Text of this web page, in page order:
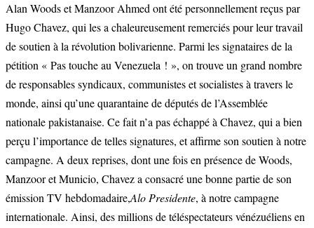
Alan Woods et Manzoor Ahmed ont été personnellement reçus par
Hugo Chavez, qui les a chaleureusement remerciés pour leur travail
de soutien à la révolution bolivarienne. Parmi les signataires de la
pétition « Pas touche au Venezuela ! », on trouve un grand nombre
de responsables syndicaux, communistes et socialistes à travers le
monde, ainsi qu’une quarantaine de députés de l’Assemblée
nationale pakistanaise. Ce fait n’a pas échappé à Chavez, qui a bien
perçu l’importance de telles signatures, et affirme son soutien à notre
campagne. A deux reprises, dont une fois en présence de Woods,
Manzoor et Municio, Chavez a consacré une bonne partie de son
émission TV hebdomadaire,Alo Presidente, à notre campagne
internationale. Ainsi, des millions de téléspectateurs vénézuéliens en